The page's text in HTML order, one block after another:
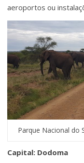
aeroportos ou
Parque Nacional do
Capital: Dodoma